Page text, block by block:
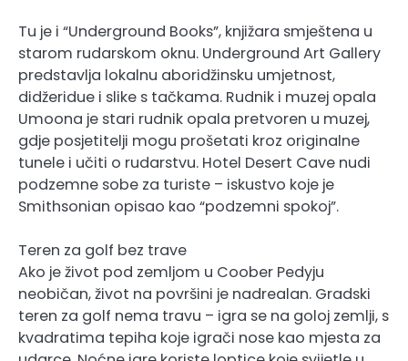
Tu je i “Underground Books”, knjižara smještena u
starom rudarskom oknu. Underground Art Gallery
predstavlja lokalnu aboridžinsku umjetnost,
didžeridue i slike s tačkama. Rudnik i muzej opala
Umoona je stari rudnik opala pretvoren u muzej,
gdje posjetitelji mogu prošetati kroz originalne
tunele i učiti o rudarstvu. Hotel Desert Cave nudi
podzemne sobe za turiste – iskustvo koje je
Smithsonian opisao kao “podzemni spokoj”.
Teren za golf bez trave
Ako je život pod zemljom u Coober Pedyju
neobičan, život na površini je nadrealan. Gradski
teren za golf nema travu – igra se na goloj zemlji, s
kvadratima tepiha koje igrači nose kao mjesta za